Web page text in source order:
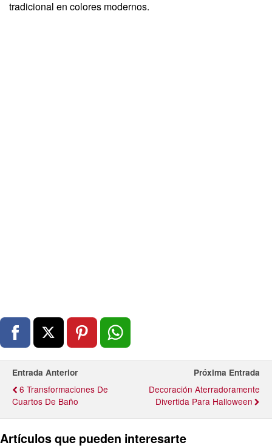
tradicional en colores modernos.
Entrada Anterior
6 Transformaciones De
Cuartos De Baño
Próxima Entrada
Decoración Aterradoramente
Divertida Para Halloween
Artículos que pueden interesarte